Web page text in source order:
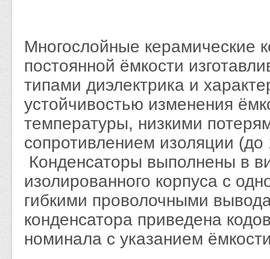
Многослойные керамические
постоянной ёмкости
типами диэлектрика и
устойчивостью изменения
температуры, низкими
сопротивлением изоляции
Конденсаторы выполнены в
изолированного корпуса с
гибкими проволочными
конденсатора приведена
номинала с указанием